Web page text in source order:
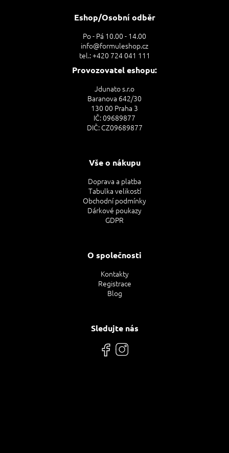
Eshop/Osobní odběr
Po - Pá 10.00 - 14.00
info@formuleshop.cz
tel.: +420 724 041 111
Provozovatel eshopu:
Jdunato s.r.o
Baranova 642/30
130 00 Praha 3
IČ: 09689877
DIČ: CZ09689877
Vše o nákupu
Doprava a platba
Tabulka velikostí
Obchodní podmínky
Dárkové poukazy
GDPR
O společnosti
Kontakty
Registrace
Blog
Sledujte nás